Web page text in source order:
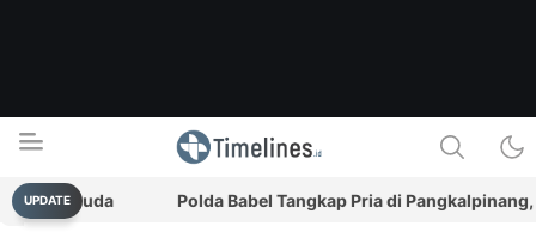
Timelines.id
Media Literasi, Sejarah & Budaya
UPDATE Polda Babel Tangkap Pria di Pangkalpinang,